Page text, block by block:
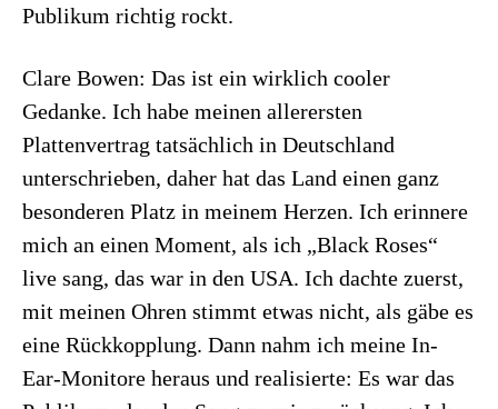
Publikum richtig rockt.
Clare Bowen: Das ist ein wirklich cooler
Gedanke. Ich habe meinen allerersten
Plattenvertrag tatsächlich in Deutschland
unterschrieben, daher hat das Land einen ganz
besonderen Platz in meinem Herzen. Ich erinnere
mich an einen Moment, als ich „Black Roses“
live sang, das war in den USA. Ich dachte zuerst,
mit meinen Ohren stimmt etwas nicht, als gäbe es
eine Rückkopplung. Dann nahm ich meine In-
Ear-Monitore heraus und realisierte: Es war das